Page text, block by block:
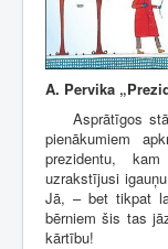
A. Pervika
Asprātīgos
pienākumiem
prezidentu,
uzrakstījusi
Jā, – bet tikpat
bērniem šis tas
kārtību!